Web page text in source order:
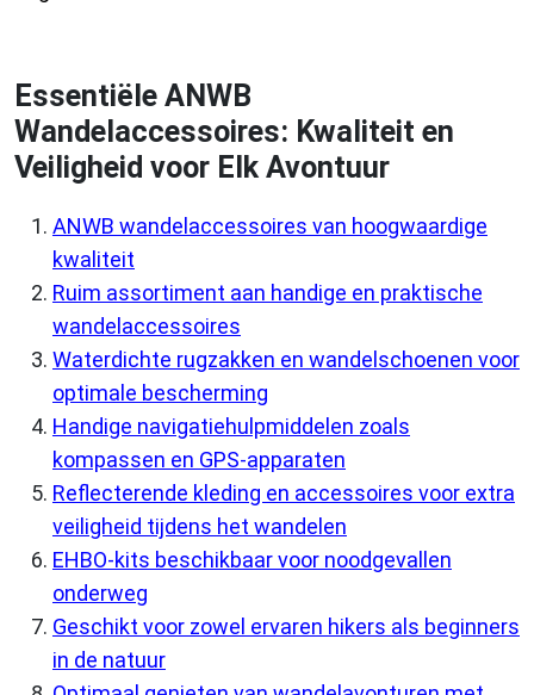
Essentiële ANWB
Wandelaccessoires: Kwaliteit en
Veiligheid voor Elk Avontuur
ANWB wandelaccessoires van hoogwaardige
kwaliteit
Ruim assortiment aan handige en praktische
wandelaccessoires
Waterdichte rugzakken en wandelschoenen voor
optimale bescherming
Handige navigatiehulpmiddelen zoals
kompassen en GPS-apparaten
Reflecterende kleding en accessoires voor extra
veiligheid tijdens het wandelen
EHBO-kits beschikbaar voor noodgevallen
onderweg
Geschikt voor zowel ervaren hikers als beginners
in de natuur